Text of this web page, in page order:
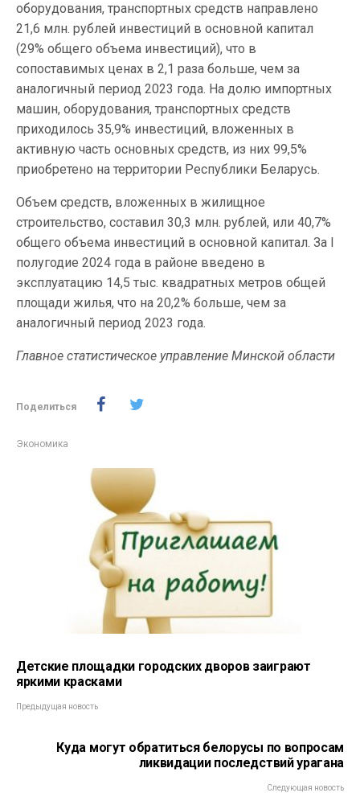
оборудования, транспортных средств направлено
21,6 млн. рублей инвестиций в основной капитал
(29% общего объема инвестиций), что в
сопоставимых ценах в 2,1 раза больше, чем за
аналогичный период 2023 года. На долю импортных
машин, оборудования, транспортных средств
приходилось 35,9% инвестиций, вложенных в
активную часть основных средств, из них 99,5%
приобретено на территории Республики Беларусь.
Объем средств, вложенных в жилищное
строительство, составил 30,3 млн. рублей, или 40,7%
общего объема инвестиций в основной капитал. За I
полугодие 2024 года в районе введено в
эксплуатацию 14,5 тыс. квадратных метров общей
площади жилья, что на 20,2% больше, чем за
аналогичный период 2023 года.
Главное статистическое управление Минской области
Поделиться
Экономика
Детские площадки городских дворов заиграют
яркими красками
Предыдущая новость
Куда могут обратиться белорусы по вопросам
ликвидации последствий урагана
Следующая новость